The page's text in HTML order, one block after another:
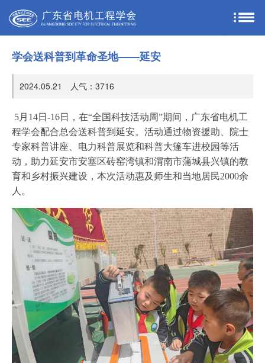
学会送科普到革命圣地——延安
2024.05.21 人气： 3716
5月14日-16日，在“全国科技活动周”期间，广东省电机工
程学会配合总会送科普到延安。活动通过物资援助、院士
专家科普讲座、电力科普展览和科普大篷车进校园等活
动，助力延安市安塞区砖窑湾镇和渭南市蒲城县兴镇的教
育和乡村振兴建设，本次活动惠及师生和当地居民2000余
人。